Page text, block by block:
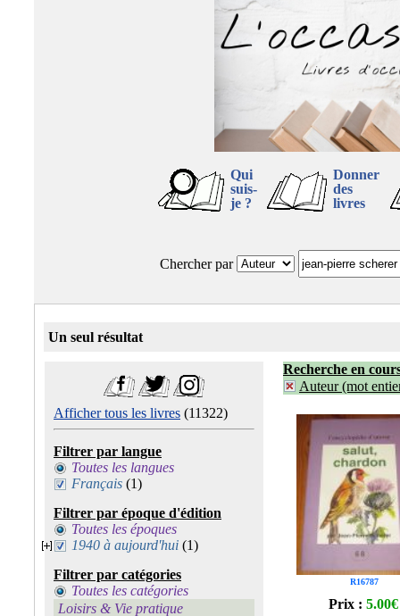
Qui
suis-
je ?
Donner
des
livres
Chercher par
Un seul résultat
Afficher tous les livres (11322)
Filtrer par langue
Toutes les langues
Français (1)
Filtrer par époque d'édition
Toutes les époques
1940 à aujourd'hui (1)
Filtrer par catégories
Toutes les catégories
Loisirs & Vie pratique
Recherche en
Auteur (mot
R16787
Prix : 5.00€